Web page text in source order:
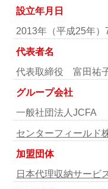
設立年月日
2013年（平成25年）
代表者名
代表取締役 富田祐
グループ会社
一般社団法人JCFA
センターフィールド
加盟団体
日本代理収納サービ